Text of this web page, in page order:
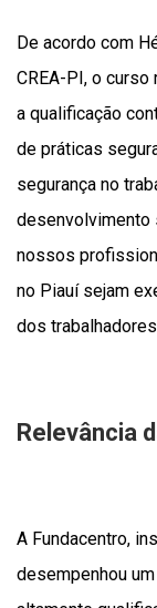
De acordo com
CREA-PI, o
a qualificação
de práticas
segurança no
desenvolvimento
nossos
no Piauí sejam
dos
Relevância
A Fundacentro,
desempenhou